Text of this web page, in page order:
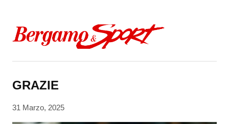
GRAZIE
31 Marzo, 2025